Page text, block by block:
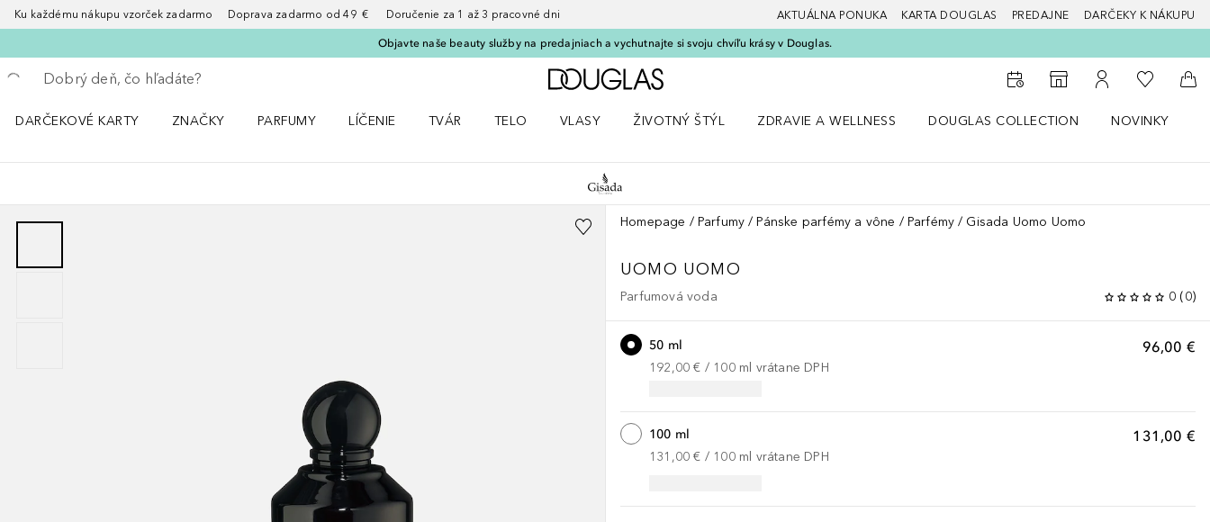
Ku každému nákupu vzorček zadarmo Doprava zadarmo od 49 € Doručenie za 1 až 3 pracovné dni AKTUÁLNA PONUKA KARTA DOUGLAS PREDAJNE DARČEKY K NÁKUPU
Objavte naše beauty služby na predajniach a vychutnajte si svoju chvíľu krásy v Douglas.
Choď späť
Vykonajte vyhľadávanie
Domov
Do vyhľadávača predajní
Do môjho účtu
Do môjho
Do
DARČEKOVÉ KARTY
ZNAČKY
PARFUMY
LÍČENIE
TVÁR
TELO
VLASY
ŽIVOTNÝ ŠTÝL
ZDRAVIE A WELLNESS
DOUGLAS COLLECTION
NOVINKY
Homepage Parfumy Pánske parfémy a vône Parfémy Gisada Uomo Uomo
UOMO UOMO
Parfumová voda 0 (0)
96,00 €
50 ml
192,00 € / 100 ml vrátane DPH
131,00 €
100 ml
131,00 € / 100 ml vrátane DPH